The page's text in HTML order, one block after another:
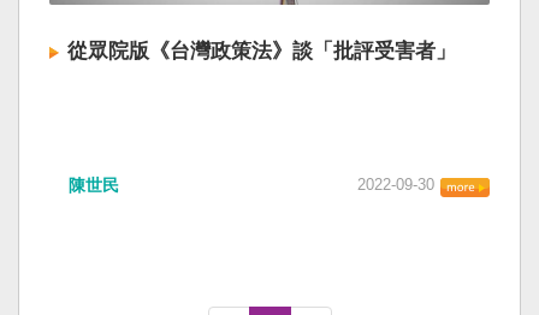
從眾院版《台灣政策法》談「批評受害者」
陳世民 2022-09-30